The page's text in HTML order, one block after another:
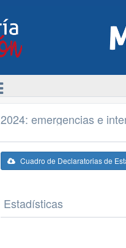
2024: emergencias e
Cuadro de Declaratorias de
Estadísticas